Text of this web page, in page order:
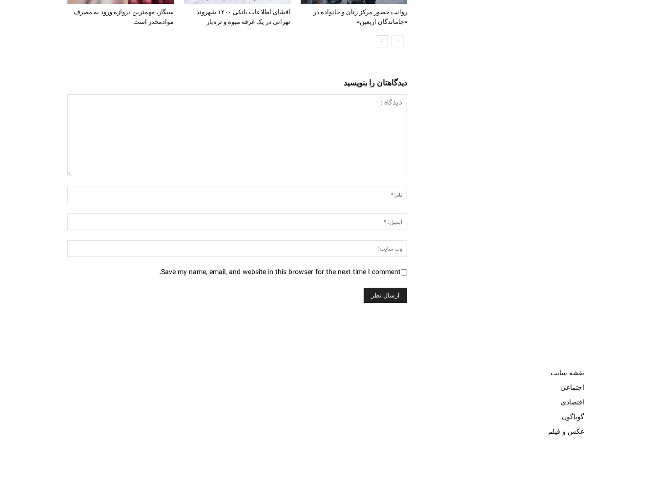
سیگار، مهمترین دروازه ورود به مصرف
موادمخدر است
افشای اطلاعات بانکی ۱۲۰۰ شهروند
تهرانی در یک غرفه میوه و تره‌بار
روایت حضور مرکز زنان و خانواده در
«جاماندگان اربعین»
دیدگاهتان را بنویسید
Save my name, email, and website in this browser for the next time I comment.
نقشه سایت
اجتماعی
اقتصادی
گوناگون
عکس و فیلم